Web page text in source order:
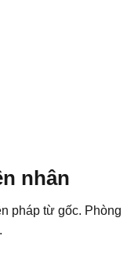
nhân
pháp từ gốc. Phòng